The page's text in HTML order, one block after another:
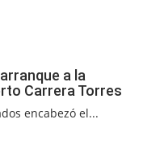
a la
Carrera Torres
encabezó el...